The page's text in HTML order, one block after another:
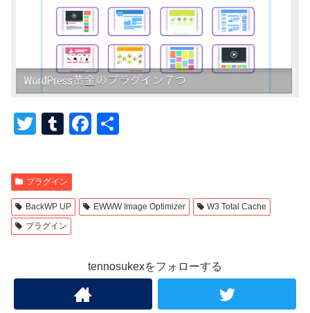
T
tt
er
T
m
bl
r
F
b
k
プラグイン
BackWP UP EWWW Image Optimizer
W3 Total Cache
プラグイン
tennosukexをフォローする